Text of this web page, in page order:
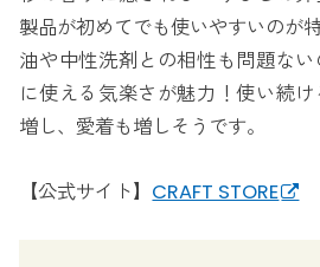
製品が初めてでも使いやすいのが特
油や中性洗剤との相性も問題な
に使える気楽さが魅力！使い続
増し、愛着も増しそうです。
【公式サイト】 CRAFT STORE